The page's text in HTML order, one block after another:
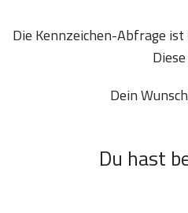
Die Kennzeichen-Abfrage ist
Dein
Du hast